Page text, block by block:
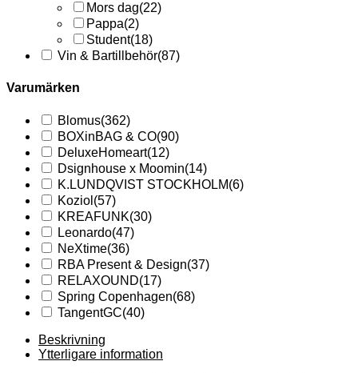
Mors dag(22)
Pappa(2)
Student(18)
Vin & Bartillbehör(87)
Varumärken
Blomus(362)
BOXinBAG & CO(90)
DeluxeHomeart(12)
Dsignhouse x Moomin(14)
K.LUNDQVIST STOCKHOLM(6)
Koziol (57)
KREAFUNK(30)
Leonardo(47)
NeXtime(36)
RBA Present & Design(37)
RELAXOUND(17)
Spring Copenhagen(68)
TangentGC(40)
Beskrivning
Ytterligare information